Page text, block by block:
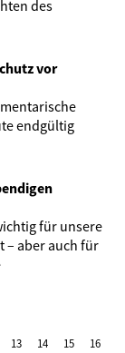
des
vor
endgültig
für unsere
– aber auch für
13 14 15
16